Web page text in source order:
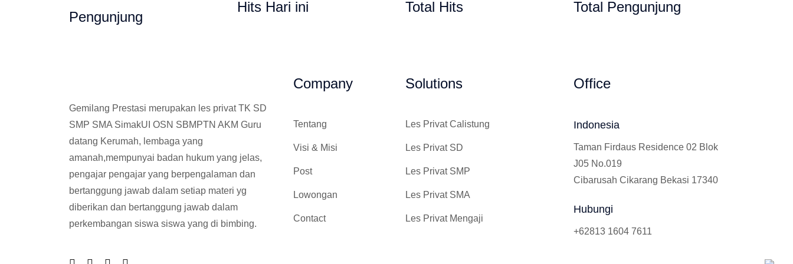
Pengunjung
Hits Hari ini Total Hits Total Pengunjung
Gemilang Prestasi merupakan les privat TK SD
SMP SMA SimakUI OSN SBMPTN AKM Guru
datang Kerumah, lembaga yang
amanah,mempunyai badan hukum yang jelas,
pengajar pengajar yang berpengalaman dan
bertanggung jawab dalam setiap materi yg
diberikan dan bertanggung jawab dalam
perkembangan siswa siswa yang di bimbing.
Company
Tentang
Visi & Misi
Post
Lowongan
Contact
Solutions
Les Privat Calistung
Les Privat SD
Les Privat SMP
Les Privat SMA
Les Privat Mengaji
Office
Indonesia
Taman Firdaus Residence 02 Blok
J05 No.019
Cibarusah Cikarang Bekasi 17340
Hubungi
+62813 1604 7611